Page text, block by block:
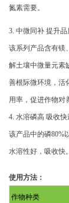
氮素需要。
3. 中微同补 提升品
该系列产品含有镁
解土壤中微量元素
善根际微环境，活
用率，促进作物对
4. 水溶磷高 吸收快
该产品中的磷80%
水溶性好，吸收快。
使用方法：
作物种类